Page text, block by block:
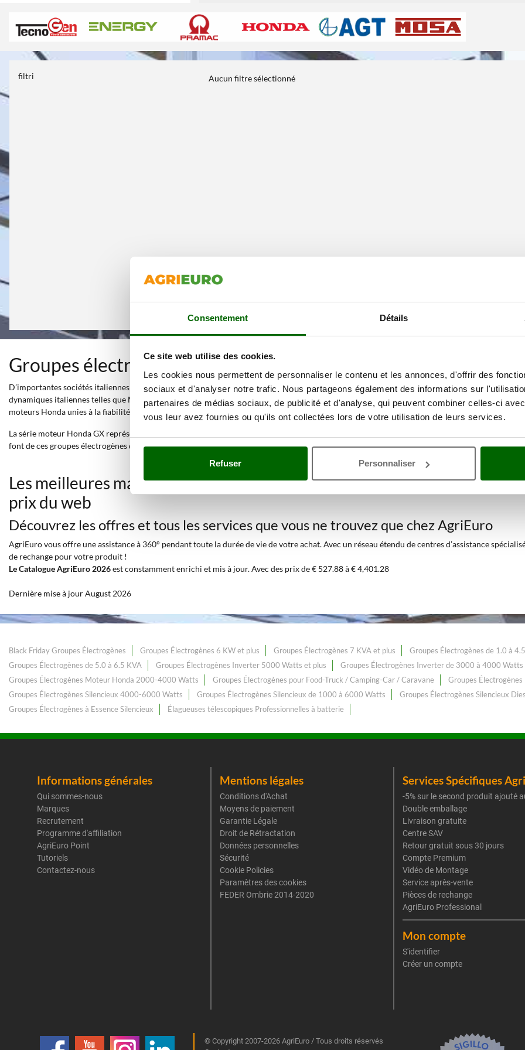
Consentement Détails
Ce site web utilise des cookies.
Les cookies nous permettent de personnaliser le contenu et les annonces, d'offrir des
sociaux et d'analyser notre trafic. Nous partageons également des informations sur
partenaires de médias sociaux, de publicité et d'analyse, qui peuvent combiner celles-ci
vous leur avez fournies ou qu'ils ont collectées lors de votre utilisation de leurs services.
Refuser Personnaliser
filtri Aucun filtre sélectionné
Groupes électrogènes à essence professionnels avec moteur
D’importantes sociétés italiennes comme Pramac, TecnoGen et ENERGY Gruppi Elettrogeni offrent une large gamme d’excellentsgroupes
dynamiques italiennes telles que MECCALTE, LINZ, NSM, etc. Les groupes électrogènes avec moteur Honda et alternateur fabriqué en Italie
moteurs Honda unies à la fiabilité de l’alternateur italien font de ces produits une excellence dans leur gamme.
La série moteur Honda GX représente le haut de gamme parmi les
de sa catégorie. Ce sont des moteurs hautement
font de ces groupes électrogènes des produits professionnels, puissants et fiables dont les performances sont leur point fort.
Les meilleures marques dans une sélection de 39Professionnels à
prix du web
Découvrez les offres et tous les services que vous ne trouvez que chez AgriEuro
AgriEuro vous offre une assistance à 360° pendant toute la durée de vie de votre achat. Avec un réseau étendu de centres d’assistance
de rechange pour votre produit !
Le Catalogue AgriEuro 2026est constamment enrichi et mis à jour. Avec des prix de € 527.88 à € 4,401.28
Dernière mise à jour August 2026
Black Friday Groupes Électrogènes Groupes Électrogènes 6 KW et plus Groupes Électrogènes 7 KVA et plus Groupes Électrogènes de 1.0 à
Groupes Électrogènes de 5.0 à 6.5 KVA
Groupes Électrogènes Inverter 5000 Watts et plus Groupes Électrogènes Inverter de 3000 à 4000 Watts
Groupes Électrogènes Moteur Honda 2000-4000 Watts
Groupes Électrogènes pour Food-Truck / Camping-Car / Caravane Groupes
Groupes Électrogènes Silencieux 4000-6000 Watts
Groupes Électrogènes Silencieux de 1000 à 6000 Watts Groupes Électrogènes Silencieux
Groupes Électrogènes à Essence Silencieux
Élagueuses télescopiques Professionnelles à batterie
Informations générales
Qui sommes-nous
Marques
Recrutement
Programme d'affiliation
AgriEuro Point
Tutoriels
Contactez-nous
Mentions légales
Conditions d'Achat
Moyens de paiement
Garantie Légale
Droit de Rétractation
Données personnelles
Sécurité
Cookie Policies
Paramètres des cookies
FEDER Ombrie 2014-2020
Services Spécifiques
-5% sur le second produit ajouté
Double emballage
Livraison gratuite
Centre SAV
Retour gratuit sous 30 jours
Compte Premium
Vidéo de Montage
Service après-vente
Pièces de rechange
AgriEuro Professional
Mon compte
S'identifier
Créer un compte
© Copyright 2007-2026 AgriEuro / Tous droits réservés